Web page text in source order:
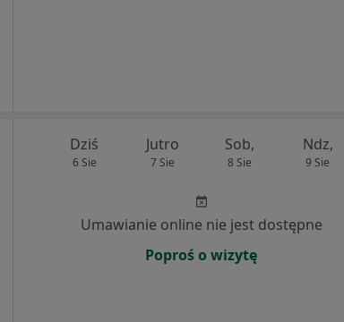
Dziś
6 Sie
Jutro
7 Sie
Sob,
8 Sie
Ndz,
9 Sie
Umawianie online nie jest dostępne
Poproś o wizytę